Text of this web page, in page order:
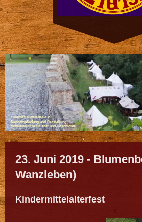
Gelebtes Mittelalter e.V.
Nachempfindung und Darstellung
mittelalterlicher Kultur und Geschichte
23. Juni 2019 -
Wanzleben)
Kindermittelalterfest